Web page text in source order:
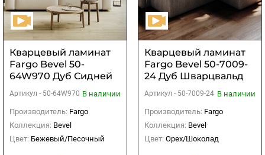
Кварцевый ламинат
Fargo Bevel 50-
64W970 Дуб Сидней
Артикул - 50-64W970 В наличии
Производитель: Fargo
Коллекция: Bevel
Цвет: Бежевый/Песочный
Кварцевый ламинат
Fargo Bevel 50-7009-
24 Дуб Шварцвальд
Артикул - 50-7009-24 В наличии
Производитель: Fargo
Коллекция: Bevel
Цвет: Орех/Шоколад